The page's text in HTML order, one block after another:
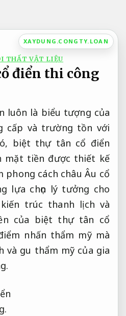
XAYDUNG.CONGTY.LOAN
THẤT VẬT LIỆU
điển thi công
luôn là biểu tượng của
cấp và trường tồn với
biệt thự tân cổ điển
mặt tiền được thiết kế
phong cách châu Âu cổ
lựa chọn lý tưởng cho
trúc thanh lịch và
của biệt thự tân cổ
nhấn thẩm mỹ mà
và gu thẩm mỹ của gia